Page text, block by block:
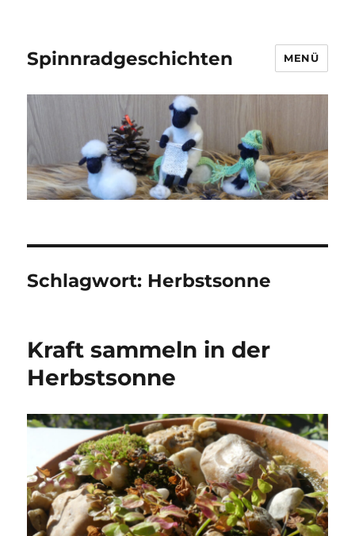
Spinnradgeschichten MENÜ
Schlagwort: Herbstsonne
Kraft sammeln in der
Herbstsonne